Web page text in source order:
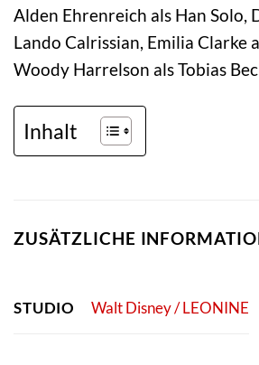
Alden Ehrenreich als Han Solo,
Lando Calrissian, Emilia Clarke
Woody Harrelson als Tobias
Inhalt
ZUSÄTZLICHE
STUDIO Walt Disney / LEONINE